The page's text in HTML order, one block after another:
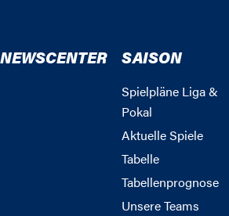
NEWSCENTER SAISON
Spielpläne Liga &
Pokal
Aktuelle Spiele
Tabelle
Tabellenprognose
Unsere Teams